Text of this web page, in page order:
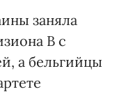
заняла
B с
а бельгийцы